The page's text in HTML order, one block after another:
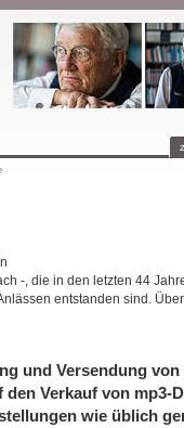
-, die in den letzten 44
entstanden sind.
und Versendung
Verkauf von mp3-
wie üblich